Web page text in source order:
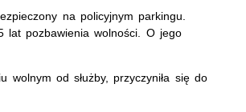
na policyjnym parkingu.
lat pozbawienia wolności. O jego
wolnym od służby, przyczyniła się do